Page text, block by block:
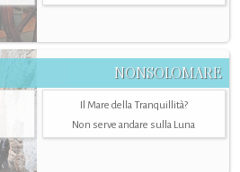
NONSOLOMARE
Il Mare della Tranquillità?
Non serve andare sulla Luna